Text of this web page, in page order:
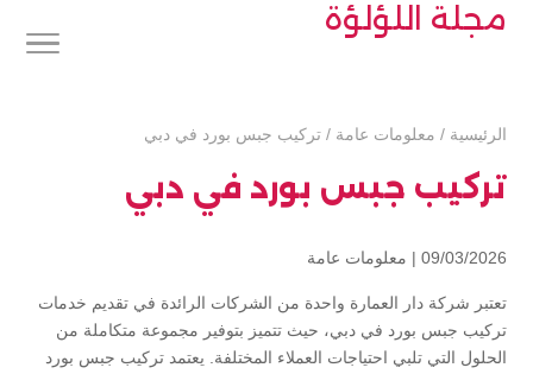
مجلة اللؤلؤة
الرئيسية / معلومات عامة / تركيب جبس بورد في دبي
تركيب جبس بورد في دبي
09/03/2026 | معلومات عامة
تعتبر شركة دار العمارة واحدة من الشركات الرائدة في تقديم خدمات
تركيب جبس بورد في دبي، حيث تتميز بتوفير مجموعة متكاملة من
الحلول التي تلبي احتياجات العملاء المختلفة. يعتمد تركيب جبس بورد